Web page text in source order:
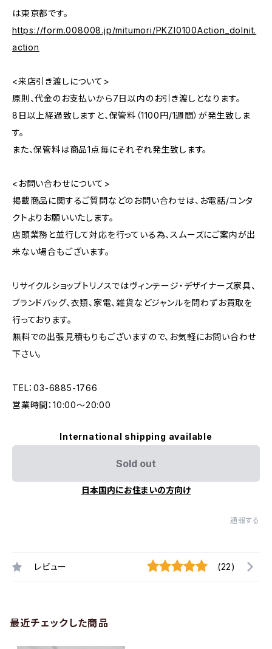
は東京都です。
https://form.008008.jp/mitumori/PKZI0100Action_doInit.
action
<来店引き渡しについて>
原則、代金のお支払いから7日以内のお引き渡しとなります。
8日以上経過致しますと、保管料（1100円/1週間）が発生致しま
す。
また、保管料は商品1点毎にそれぞれ発生致します。
<お問い合わせについて>
掲載商品に関するご質問などのお問い合わせは、お電話/コンタ
クトよりお願いいたします。
店頭業務と並行して対応を行っている為、スムーズにご案内が出
来ない場合もございます。
リサイクルショップトリノスではヴィンテージ・デザイナーズ家具、
ブランドバッグ、衣類、家電、雑貨などジャンルを問わずお買取を
行っております。
無料での出張見積もりもございますので、お気軽にお問い合わせ
下さい。
TEL：03-6885-1766
営業時間：10:00〜20:00
International shipping available
Sold out
日本国内にお住まいの方向け
通報する
レビュー (22)
最近チェックした商品